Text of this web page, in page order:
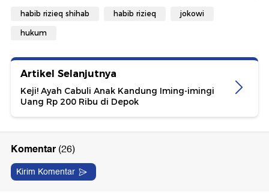
habib rizieq shihab habib rizieq jokowi
hukum
Artikel Selanjutnya
Keji! Ayah Cabuli Anak Kandung Iming-imingi
Uang Rp 200 Ribu di Depok